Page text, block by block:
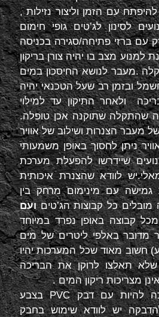
עם הזמן וליצור נזילות ,
לסינון לג’טים גופי חימום
עם ברזי פתיחה/סגירה בכניסה
למנוע מצב בו יהיה צורן בריקון
.מעבר לנושא החיסכון במים
ובזמן רב שעל הטכנאי יהיה
ולאחר התיקון עד למילוי
שהתקלה שתוקנה אכן טופלה.
מעבר הצנרות ושילוב של אוויר
ניתן לחסוך באופן משמעותי
שיידרשו להפעלת מערכת
לוודא שהצנרת איכותית
גמישה עם מינימום מרחק בין
מובלים כל קבוצות הג’טיםועם
מכל קבוצה באופן נפרד במיוחד
מדובר באלפי ליטרים של מים
חשוב מאוד שכל המערכות יהיו
תאלצו לרוקן את הבריכה
מצריכות ריקון המים .
להיות עם דבקPVCבצבע
יש לוודא שימוש בחבק